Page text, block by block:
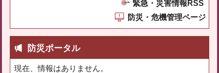
緊急・災害情報RSS
防災・危機管理ページ
防災ポータル
現在、情報はありません。